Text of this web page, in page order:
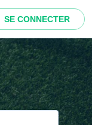
SE CONNECTER